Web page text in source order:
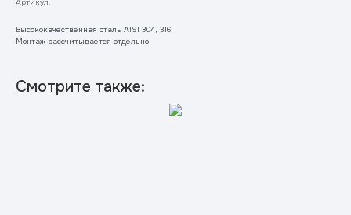
Высококачественная сталь AISI 304, 316;
Монтаж рассчитывается отдельно
Смотрите также: